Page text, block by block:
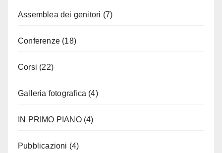
Assemblea dei genitori (7)
Conferenze (18)
Corsi (22)
Galleria fotografica (4)
IN PRIMO PIANO(4)
Pubblicazioni (4)